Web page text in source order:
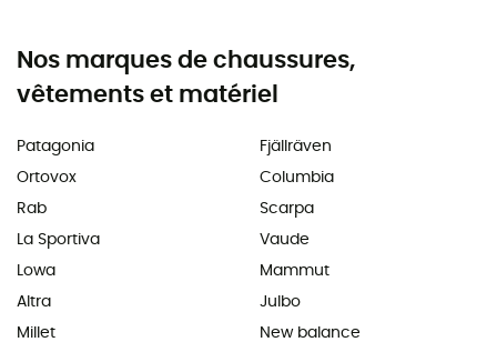
Nos marques de chaussures,
vêtements et matériel
Patagonia
Ortovox
Rab
La Sportiva
Lowa
Altra
Millet
Fjällräven
Columbia
Scarpa
Vaude
Mammut
Julbo
New balance